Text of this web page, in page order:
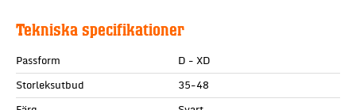
Tekniska specifikationer
Passform
D - XD
Storleksutbud
35-48